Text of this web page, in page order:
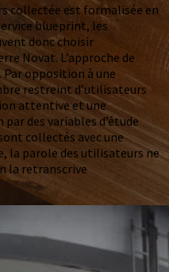
collectée est formalisée en
blueprint, les
donc choisir
Novat. L’approche de
opposition à une
restreint d’utilisateurs
attentive et une
des variables d’étude
collectés avec une
la parole des utilisateurs ne
la retranscrive